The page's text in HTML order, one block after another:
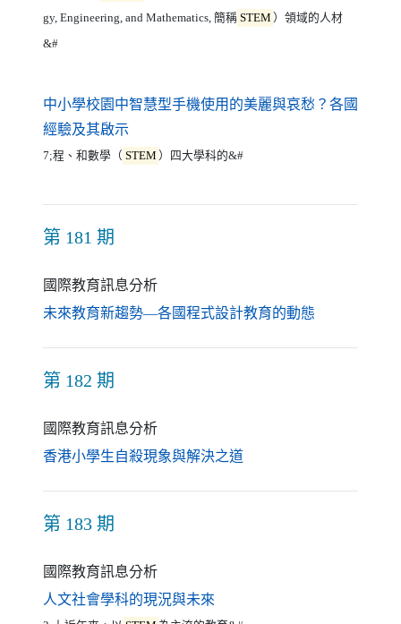
gy, Engineering, and Mathematics, 簡稱 STEM ）領域的人材
&#
中小學校園中智慧型手機使用的美麗與哀愁？各國
經驗及其啟示
7;程、和數學（ STEM ）四大學科的&#
第 181 期
國際教育訊息分析
未來教育新趨勢—各國程式設計教育的動態
第 182 期
國際教育訊息分析
香港小學生自殺現象與解決之道（另開新視窗）
第 183 期
國際教育訊息分析
人文社會學科的現況與未來